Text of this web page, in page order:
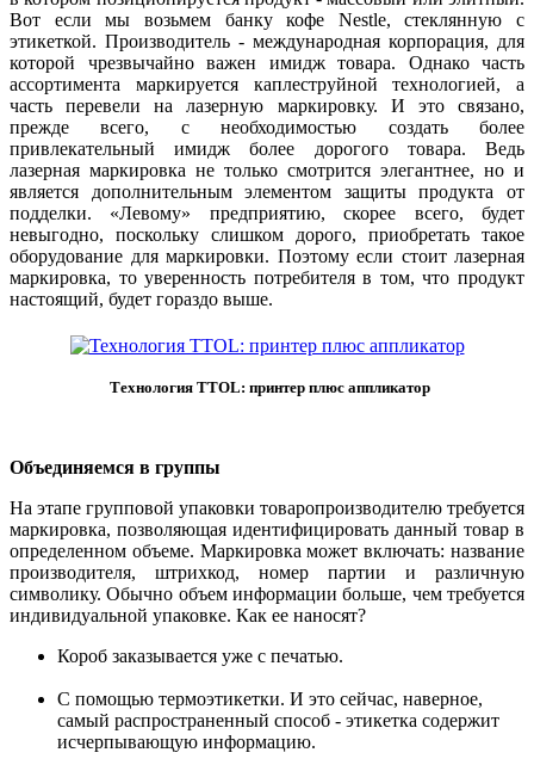
Вот если мы возьмем банку кофе Nestle, стеклянную с
этикеткой. Производитель - международная корпорация, для
которой чрезвычайно важен имидж товара. Однако часть
ассортимента маркируется каплеструйной технологией, а
часть перевели на лазерную маркировку. И это связано,
прежде всего, с необходимостью создать более
привлекательный имидж более дорогого товара. Ведь
лазерная маркировка не только смотрится элегантнее, но и
является дополнительным элементом защиты продукта от
подделки. «Левому» предприятию, скорее всего, будет
невыгодно, поскольку слишком дорого, приобретать такое
оборудование для маркировки. Поэтому если стоит лазерная
маркировка, то уверенность потребителя в том, что продукт
настоящий, будет гораздо выше.
Технология TTOL: принтер плюс аппликатор
Объединяемся в группы
На этапе групповой упаковки товаропроизводителю требуется
маркировка, позволяющая идентифицировать данный товар в
определенном объеме. Маркировка может включать: название
производителя, штрихкод, номер партии и различную
символику. Обычно объем информации больше, чем требуется
индивидуальной упаковке. Как ее наносят?
Короб заказывается уже с печатью.
С помощью термоэтикетки. И это сейчас, наверное,
самый распространенный способ - этикетка содержит
исчерпывающую информацию.